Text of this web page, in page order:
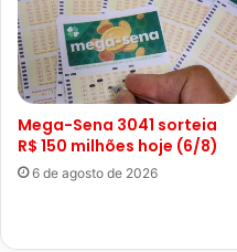
Mega-Sena 3041 sorteia
R$ 150 milhões hoje (6/8)
6 de agosto de 2026